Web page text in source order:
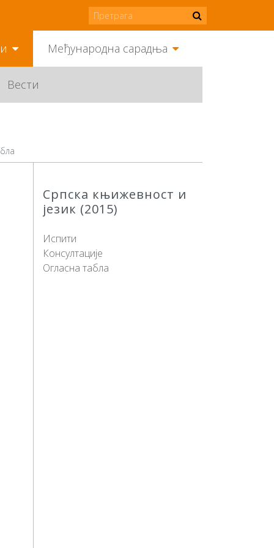
Међународна сарадња
Вести
Српска књижевност и
језик (2015)
Испити
Консултације
Огласна табла